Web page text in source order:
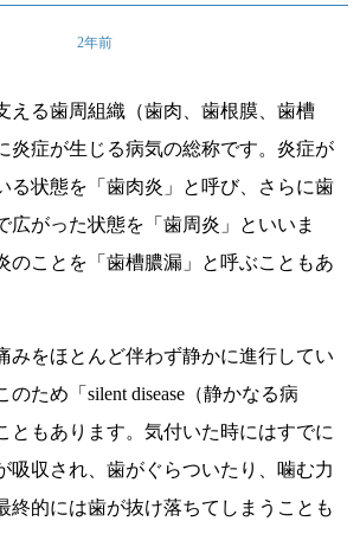
2年前
える歯周組織（歯肉、歯根膜、歯槽
炎症が生じる病気の総称です。炎症が
る状態を「歯肉炎」と呼び、さらに歯
広がった状態を「歯周炎」といいま
のことを「歯槽膿漏」と呼ぶこともあ
みをほとんど伴わず静かに進行してい
のため「 silent disease （静かなる病
ともあります。気付いた時にはすでに
吸収され、歯がぐらついたり、噛む力
終的には歯が抜け落ちてしまうことも